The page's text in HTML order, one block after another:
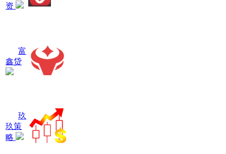
资
富
鑫贷
玖
玖策
略